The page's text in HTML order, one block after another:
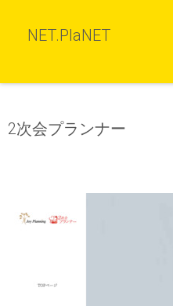
NET.PlaNET
2次会プランナー